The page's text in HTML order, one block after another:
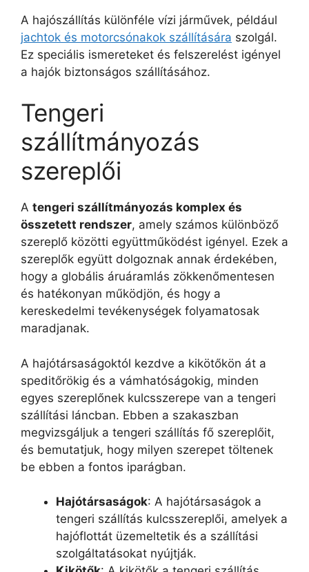
A hajószállítás különféle vízi járművek, például
jachtok és motorcsónakok szállítására szolgál.
Ez speciális ismereteket és felszerelést igényel
a hajók biztonságos szállításához.
Tengeri
szállítmányozás
szereplői
A tengeri szállítmányozás komplex és
összetett rendszer, amely számos különböző
szereplő közötti együttműködést igényel. Ezek a
szereplők együtt dolgoznak annak érdekében,
hogy a globális áruáramlás zökkenőmentesen
és hatékonyan működjön, és hogy a
kereskedelmi tevékenységek folyamatosak
maradjanak.
A hajótársaságoktól kezdve a kikötőkön át a
speditőrökig és a vámhatóságokig, minden
egyes szereplőnek kulcsszerepe van a tengeri
szállítási láncban. Ebben a szakaszban
megvizsgáljuk a tengeri szállítás fő szereplőit,
és bemutatjuk, hogy milyen szerepet töltenek
be ebben a fontos iparágban.
Hajótársaságok: A hajótársaságok a
tengeri szállítás kulcsszereplői, amelyek a
hajóflottát üzemeltetik és a szállítási
szolgáltatásokat nyújtják.